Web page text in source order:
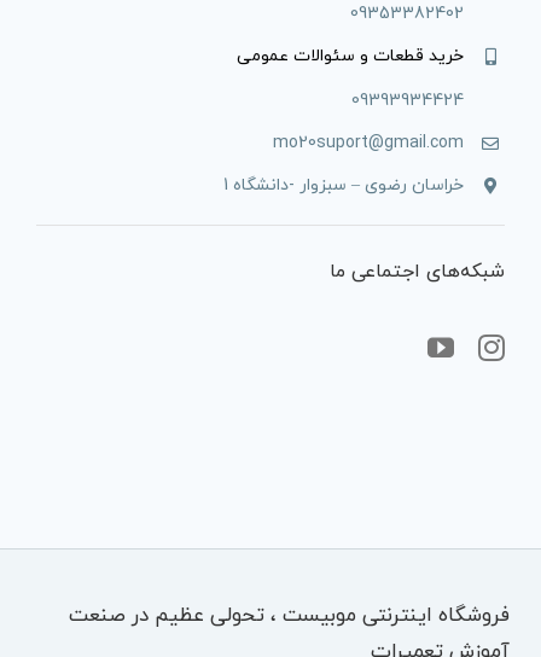
09353382402
خرید قطعات و سئوالات عمومی
09393934424
mo20suport@gmail.com
خراسان رضوی – سبزوار -دانشگاه 1
شبکه‌های اجتماعی ما
فروشگاه اینترنتی موبیست ، تحولی عظیم در صنعت